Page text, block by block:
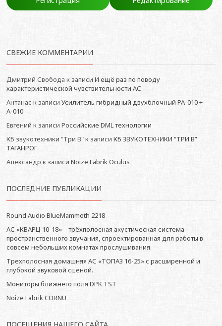
СВЕЖИЕ КОММЕНТАРИИ
Дмитрий Свобода к записи И ещё раз по поводу
характеристической чувствительности АС
Антанас к записи Усилитель гибридный двухблочный РА-010 +
А-010
Евгений к записи Российские DML технологии
КБ звукотехники "Три В"к записи КБ ЗВУКОТЕХНИКИ “ТРИ В”
ТАГАНРОГ
Александр к записи Noize Fabrik Oculus
ПОСЛЕДНИЕ ПУБЛИКАЦИИ
Round Audio BlueMammoth 2218
АС «КВАРЦ 10-18» – трёхполосная акустическая система
пространственного звучания, спроектированная для работы в
совсем небольших комнатах прослушивания.
Трехполосная домашняя АС «ТОПАЗ 16-25» с расширенной и
глубокой звуковой сценой.
Мониторы ближнего поля DPK TST
Noize Fabrik CORNU